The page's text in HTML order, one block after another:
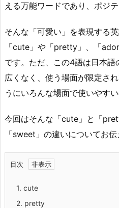
える万能ワードであり、ポジ
そんな「可愛い」を表現する英
「cute」や「pretty」、「
です。ただ、この4語は日本
広くなく、使う場面が限定さ
うにいろんな場面で使いやす
今回はそんな「cute」と「
「sweet」の違いについてお伝
目次
1. cute
2. pretty